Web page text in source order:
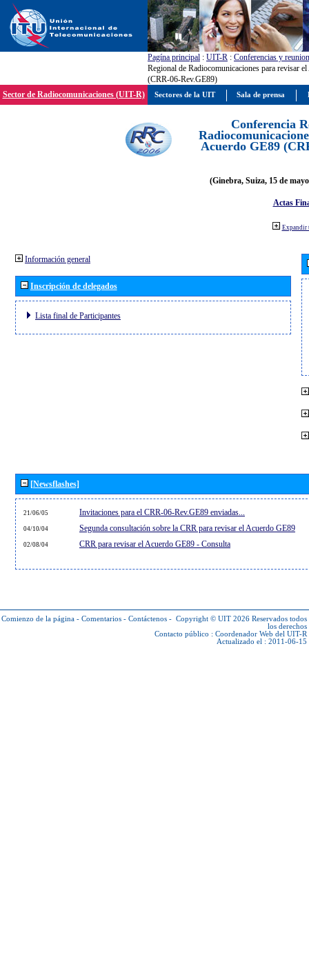
Pagína principal : UIT-R : Conferencias y
Regional de Radiocomunicaciones para revisar
(CRR-06-Rev.GE89)
Sector de Radiocomunicaciones (UIT-R)
Conferencia
Acuerdo GE89
(Ginebra, Suiza, 15 de
Actas
Expandir
Información general
Inscripción de delegados
Lista final de Participantes
[Newsflashes]
21/06/05 Invitaciones para el CRR-06-Rev.GE89 enviadas...
04/10/04 Segunda consultación sobre la CRR para revisar el Acuerdo GE89
02/08/04 CRR para revisar el Acuerdo GE89 - Consulta
Comienzo de la página - Comentarios - Contáctenos - Copyright © UIT 2026 Reservados todos
los derechos
Contacto público : Coordenador Web del UIT-R
Actualizado el : 2011-06-15
Sectores de la UIT Sala de prensa